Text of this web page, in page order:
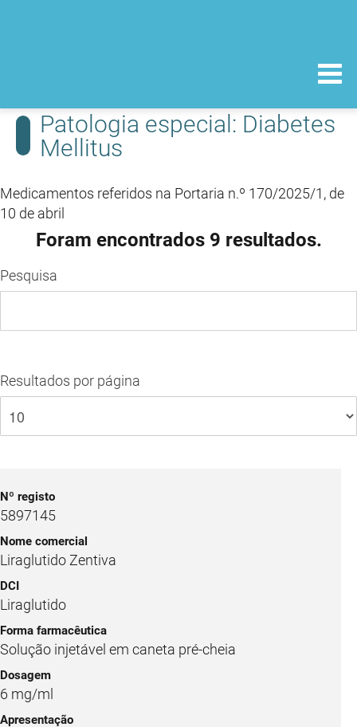
Patologia especial: Diabetes
Mellitus
Medicamentos referidos na Portaria n.º 170/2025/1, de
10 de abril
Foram encontrados 9 resultados.
Pesquisa
Resultados por página
5897145
Liraglutido Zentiva
Liraglutido
Solução injetável em caneta pré-cheia
6 mg/ml